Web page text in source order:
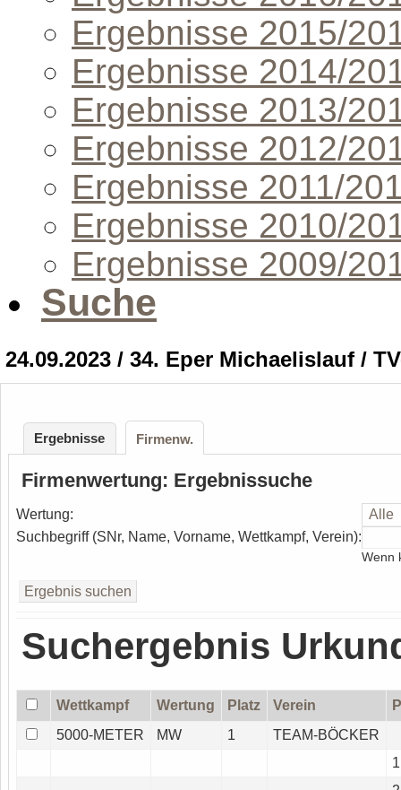
Ergebnisse 2015/
Ergebnisse 2014/
Ergebnisse 2013/
Ergebnisse 2012/
Ergebnisse 2011/
Ergebnisse 2010/
Ergebnisse 2009/
Suche
24.09.2023 / 34. Eper Michaelislauf /
Ergebnisse Firmenw.
Firmenwertung: Ergebnissuche
Wertung:
Suchbegriff (SNr, Name, Vorname, Wettkampf, Verein):
Wenn
Suchergebnis
Wettkampf Wertung Platz Verein
5000-METER
MW 1
TEAM-BÖCKER
1